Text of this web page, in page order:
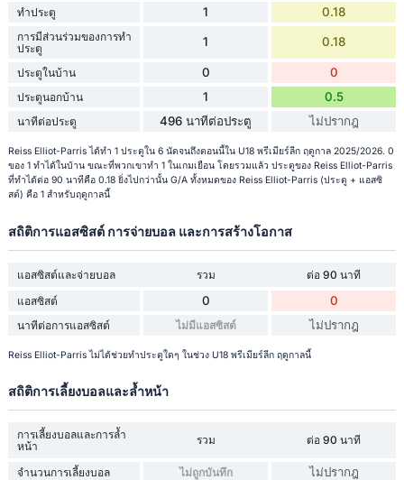
ทำประตู
1 0.18
การมีส่วนร่วมของการทำ
ประตู
1 0.18
ประตูในบ้าน 0 0
ประตูนอกบ้าน 1 0.5
นาทีต่อประตู 496 นาทีต่อประตู ไม่ปรากฎ
Reiss Elliot-Parris ได้ทำ 1 ประตูใน 6 นัดจนถึงตอนนี้ใน U18 พรีเมียร์ลีก ฤดูกาล 2025/2026. 0
ของ 1 ทำได้ในบ้าน ขณะที่พวกเขาทำ 1 ในเกมเยือน โดยรวมแล้ว ประตูของ Reiss Elliot-Parris
ที่ทำได้ต่อ 90 นาทีคือ 0.18 ยิ่งไปกว่านั้น G/A ทั้งหมดของ Reiss Elliot-Parris (ประตู + แอสซิ
สต์) คือ 1 สำหรับฤดูกาลนี้
สถิติการแอสซิสต์ การจ่ายบอล และการสร้างโอกาส
แอสซิสต์และจ่ายบอล รวม
ต่อ 90 นาที
แอสซิสต์
0 0
นาทีต่อการแอสซิสต์ ไม่มีแอสซิสต์ ไม่ปรากฎ
Reiss Elliot-Parris ไม่ได้ช่วยทำประตูใดๆ ในช่วง U18 พรีเมียร์ลีก ฤดูกาลนี้
สถิติการเลี้ยงบอลและล้ำหน้า
การเลี้ยงบอลและการล้ำ
หน้า
รวม ต่อ 90 นาที
จำนวนการเลี้ยงบอล ไม่ถูกบันทึก ไม่ปรากฎ